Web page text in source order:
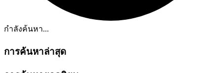
กำลังค้นหา...
การค้นหาล่าสุด